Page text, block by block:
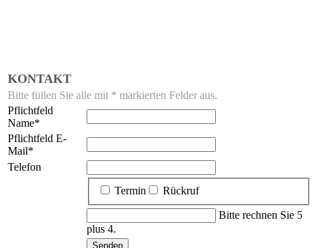
KONTAKT
Bitte füllen Sie alle mit * markierten Felder aus.
Pflichtfeld
Name*
Pflichtfeld E-
Mail*
Telefon
Termin
Rückruf
Bitte rechnen Sie 5
plus 4.